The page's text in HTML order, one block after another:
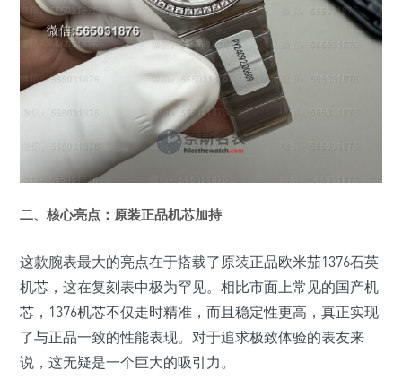
二、核心亮点：原装正品机芯加持
这款腕表最大的亮点在于搭载了原装正品欧米茄1376石英
机芯，这在复刻表中极为罕见。相比市面上常见的国产机
芯，1376机芯不仅走时精准，而且稳定性更高，真正实现
了与正品一致的性能表现。对于追求极致体验的表友来
说，这无疑是一个巨大的吸引力。